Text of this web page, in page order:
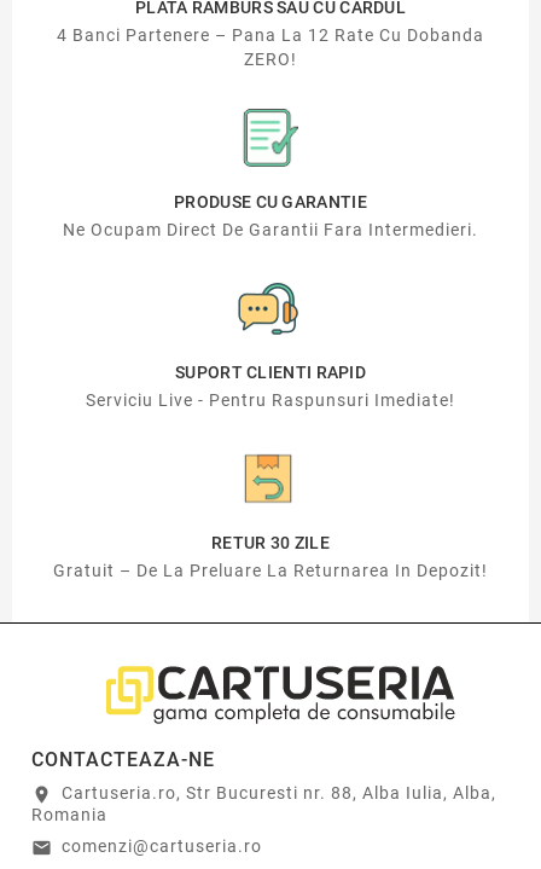
PLATA RAMBURS SAU CU CARDUL
4 Banci Partenere – Pana La 12 Rate Cu Dobanda
ZERO!
PRODUSE CU GARANTIE
Ne Ocupam Direct De Garantii Fara Intermedieri.
SUPORT CLIENTI RAPID
Serviciu Live - Pentru Raspunsuri Imediate!
RETUR 30 ZILE
Gratuit – De La Preluare La Returnarea In Depozit!
CONTACTEAZA-NE
location_on
Cartuseria.ro, Str Bucuresti nr. 88, Alba Iulia, Alba,
Romania
email comenzi@cartuseria.ro